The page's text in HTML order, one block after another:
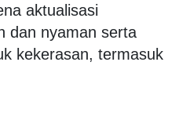
aktualisasi
dan nyaman serta
kekerasan, termasuk